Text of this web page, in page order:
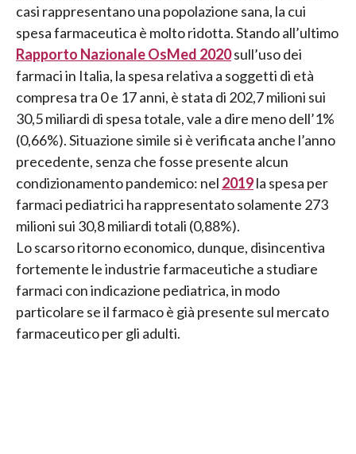
casi rappresentano una popolazione sana, la cui
spesa farmaceutica è molto ridotta. Stando all’ultimo
Rapporto Nazionale OsMed 2020sull’uso dei
farmaci in Italia, la spesa relativa a soggetti di età
compresa tra 0 e 17 anni, è stata di 202,7 milioni sui
30,5 miliardi di spesa totale, vale a dire meno dell’1%
(0,66%). Situazione simile si è verificata anche l’anno
precedente, senza che fosse presente alcun
condizionamento pandemico: nel 2019la spesa per
farmaci pediatrici ha rappresentato solamente 273
milioni sui 30,8 miliardi totali (0,88%).
Lo scarso ritorno economico, dunque, disincentiva
fortemente le industrie farmaceutiche a studiare
farmaci con indicazione pediatrica, in modo
particolare se il farmaco è già presente sul mercato
farmaceutico per gli adulti.